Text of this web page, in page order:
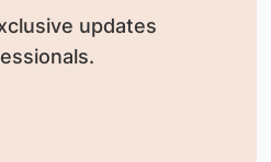
updates